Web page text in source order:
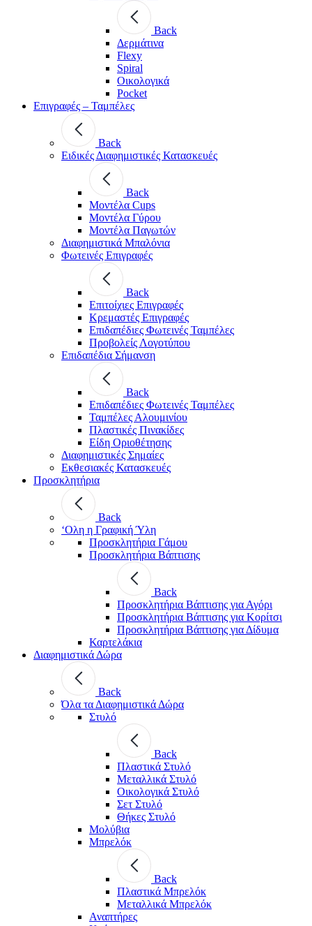
Back
Δερμάτινα
Flexy
Spiral
Οικολογικά
Pocket
Επιγραφές – Ταμπέλες
Back
Ειδικές Διαφημιστικές Κατασκευές
Back
Μοντέλα Cups
Μοντέλα Γύρου
Μοντέλα Παγωτών
Διαφημιστικά Μπαλόνια
Φωτεινές Επιγραφές
Back
Επιτοίχιες Επιγραφές
Κρεμαστές Επιγραφές
Επιδαπέδιες Φωτεινές Ταμπέλες
Προβολείς Λογοτύπου
Επιδαπέδια Σήμανση
Back
Επιδαπέδιες Φωτεινές Ταμπέλες
Ταμπέλες Αλουμινίου
Πλαστικές Πινακίδες
Είδη Οριοθέτησης
Διαφημιστικές Σημαίες
Εκθεσιακές Κατασκευές
Προσκλητήρια
Back
‘Ολη η Γραφική Ύλη
Προσκλητήρια Γάμου
Προσκλητήρια Βάπτισης
Back
Προσκλητήρια Βάπτισης για Αγόρι
Προσκλητήρια Βάπτισης για Κορίτσι
Προσκλητήρια Βάπτισης για Δίδυμα
Καρτελάκια
Διαφημιστικά Δώρα
Back
Όλα τα Διαφημιστικά Δώρα
Στυλό
Back
Πλαστικά Στυλό
Μεταλλικά Στυλό
Οικολογικά Στυλό
Σετ Στυλό
Θήκες Στυλό
Μολύβια
Μπρελόκ
Back
Πλαστικά Μπρελόκ
Μεταλλικά Μπρελόκ
Αναπτήρες